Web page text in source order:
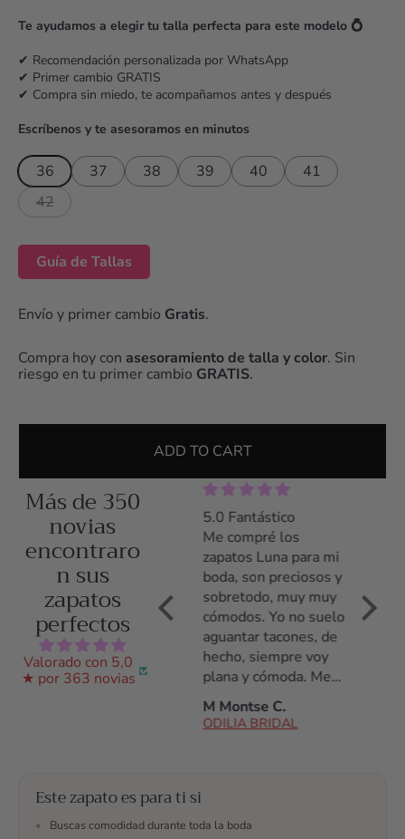
r
c
e
Te ayudamos a elegir tu talla perfecta para este modelo 💍
✔ Recomendación personalizada por WhatsApp
✔ Primer cambio GRATIS
✔ Compra sin miedo, te acompañamos antes y después
Escríbenos y te asesoramos en minutos
36 37 38 39 40
41
42
Guía de Tallas
Envío y primer cambio Gratis.
Compra hoy con asesoramiento de talla y color. Sin
riesgo en tu primer cambio GRATIS.
ADD TO CART
Más de 350
novias
encontraro
n sus
zapatos
perfectos
Valorado con 5,0
★ por 363 novias
5.0 Zapatos preciosos
y comodísimos
Llevé los zapatos el
día entero y estuve
cómoda desde el
primer momento
hasta el último. Los
había llevado
solamente durante
5.0 Fantástico
Me compré los
zapatos Luna para mi
boda, son preciosos y
sobretodo, muy muy
cómodos. Yo no suelo
aguantar tacones, de
hecho, siempre voy
plana y cómoda. Me
daba miedo no
aguantarlos pero son
estuve hablando con
ellos por whatsap,
M Montse C.
ODILIA BRIDAL
poco
Este zapato es para ti si
•
Buscas comodidad durante toda la boda